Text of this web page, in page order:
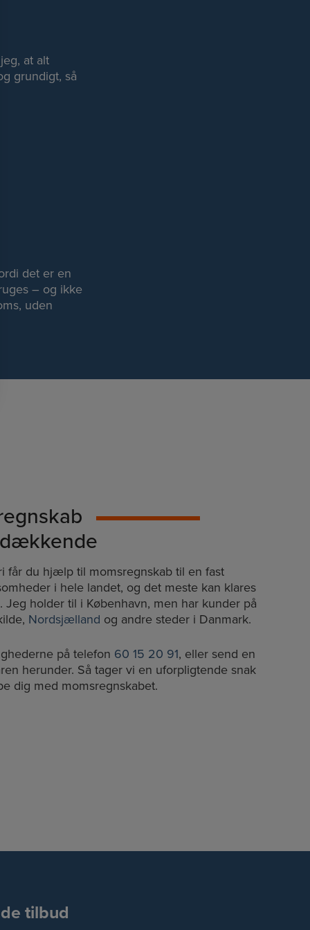
at alt
grundigt, så
det er en
– og ikke
uden
får du hjælp til momsregnskab til en fast
i hele landet, og det meste kan klares
holder til i København, men har kunder på
Nordsjælland og andre steder i Danmark.
på telefon 60 15 20 91, eller send en
herunder. Så tager vi en uforpligtende snak
dig med momsregnskabet.
tilbud